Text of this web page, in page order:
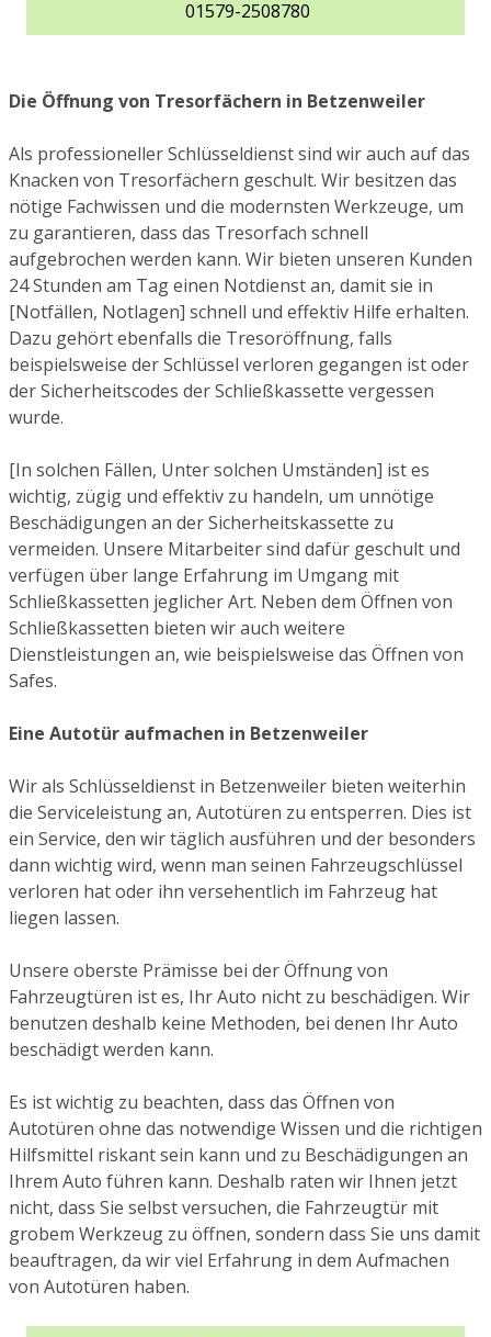
01579-2508780
Die Öffnung von Tresorfächern in Betzenweiler
Als professioneller Schlüsseldienst sind wir auch auf das
Knacken von Tresorfächern geschult. Wir besitzen das
nötige Fachwissen und die modernsten Werkzeuge, um
zu garantieren, dass das Tresorfach schnell
aufgebrochen werden kann. Wir bieten unseren Kunden
24 Stunden am Tag einen Notdienst an, damit sie in
[Notfällen, Notlagen] schnell und effektiv Hilfe erhalten.
Dazu gehört ebenfalls die Tresoröffnung, falls
beispielsweise der Schlüssel verloren gegangen ist oder
der Sicherheitscodes der Schließkassette vergessen
wurde.
[In solchen Fällen, Unter solchen Umständen] ist es
wichtig, zügig und effektiv zu handeln, um unnötige
Beschädigungen an der Sicherheitskassette zu
vermeiden. Unsere Mitarbeiter sind dafür geschult und
verfügen über lange Erfahrung im Umgang mit
Schließkassetten jeglicher Art. Neben dem Öffnen von
Schließkassetten bieten wir auch weitere
Dienstleistungen an, wie beispielsweise das Öffnen von
Safes.
Eine Autotür aufmachen in Betzenweiler
Wir als Schlüsseldienst in Betzenweiler bieten weiterhin
die Serviceleistung an, Autotüren zu entsperren. Dies ist
ein Service, den wir täglich ausführen und der besonders
dann wichtig wird, wenn man seinen Fahrzeugschlüssel
verloren hat oder ihn versehentlich im Fahrzeug hat
liegen lassen.
Unsere oberste Prämisse bei der Öffnung von
Fahrzeugtüren ist es, Ihr Auto nicht zu beschädigen. Wir
benutzen deshalb keine Methoden, bei denen Ihr Auto
beschädigt werden kann.
Es ist wichtig zu beachten, dass das Öffnen von
Autotüren ohne das notwendige Wissen und die richtigen
Hilfsmittel riskant sein kann und zu Beschädigungen an
Ihrem Auto führen kann. Deshalb raten wir Ihnen jetzt
nicht, dass Sie selbst versuchen, die Fahrzeugtür mit
grobem Werkzeug zu öffnen, sondern dass Sie uns damit
beauftragen, da wir viel Erfahrung in dem Aufmachen
von Autotüren haben.